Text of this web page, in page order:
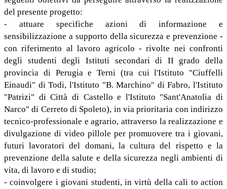
del presente progetto:
- attuare specifiche azioni di informazione e
sensibilizzazione a supporto della sicurezza e prevenzione -
con riferimento al lavoro agricolo - rivolte nei confronti
degli studenti degli Istituti secondari di II grado della
provincia di Perugia e Terni (tra cui l'Istituto "Ciuffelli
Einaudi" di Todi, l'Istituto "B. Marchino" di Fabro, l'Istituto
"Patrizi" di Città di Castello e l'Istituto "Sant'Anatolia di
Narco" di Cerreto di Spoleto), in via prioritaria con indirizzo
tecnico-professionale e agrario, attraverso la realizzazione e
divulgazione di video pillole per promuovere tra i giovani,
futuri lavoratori del domani, la cultura del rispetto e la
prevenzione della salute e della sicurezza negli ambienti di
vita, di lavoro e di studio;
- coinvolgere i giovani studenti, in virtù della cali to action